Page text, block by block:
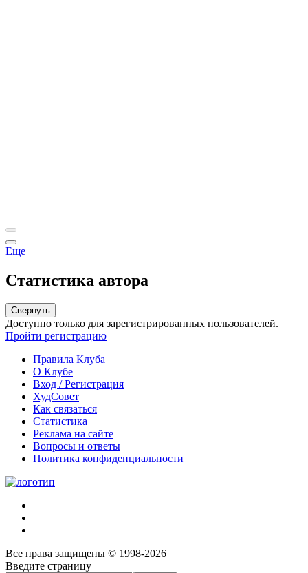
Еще
Статистика автора
Свернуть
Доступно только для зарегистрированных пользователей.
Пройти регистрацию
Правила Клуба
О Клубе
Вход / Регистрация
ХудСовет
Как связаться
Статистика
Реклама на сайте
Вопросы и ответы
Политика конфиденциальности
Все права защищены © 1998-2026
Введите страницу